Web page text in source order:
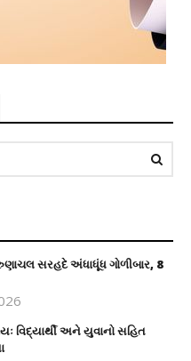
સરહદે અંધાધૂંધ ગોળીબાર, 8
વિદ્યાર્થી અને યુવાનો સહિત